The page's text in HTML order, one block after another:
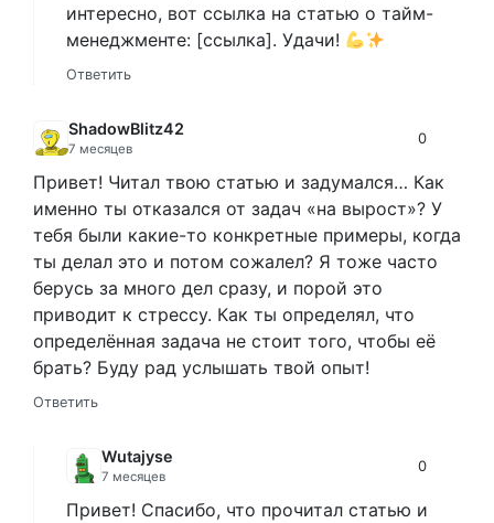
интересно, вот ссылка на статью о тайм-
менеджменте: [ссылка]. Удачи!
Ответить
ShadowBlitz42
7 месяцев
0
Привет! Читал твою статью и задумался… Как
именно ты отказался от задач «на вырост»? У
тебя были какие-то конкретные примеры, когда
ты делал это и потом сожалел? Я тоже часто
берусь за много дел сразу, и порой это
приводит к стрессу. Как ты определял, что
определённая задача не стоит того, чтобы её
брать? Буду рад услышать твой опыт!
Ответить
Wutajyse
7 месяцев
0
Привет! Спасибо, что прочитал статью и